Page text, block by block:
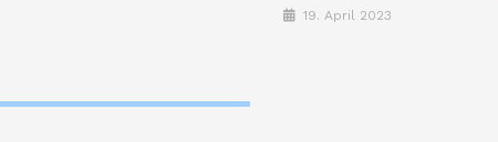
19. April 2023